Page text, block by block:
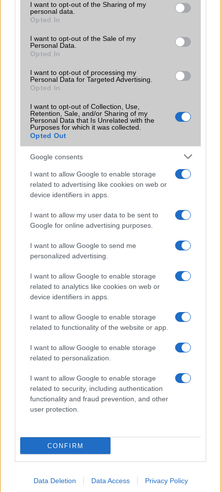
not limited to your visit or usage behaviour. You may click to
grant or deny consent to Google and its third-party tags to
use your data for below specified purposes in below Google
consent section.
I want to opt-out of the Sharing of my
personal data.
Opted In
I want to opt-out of the Sale of my
Personal Data.
Opted In
I want to opt-out of processing my
Personal Data for Targeted Advertising.
Opted In
I want to opt-out of Collection, Use,
Retention, Sale, and/or Sharing of my
Personal Data that Is Unrelated with the
Purposes for which it was collected.
Opted Out
Google consents
I want to allow Google to enable storage
related to advertising like cookies on web or
device identifiers in apps.
I want to allow my user data to be sent to
Google for online advertising purposes.
I want to allow Google to send me
personalized advertising.
I want to allow Google to enable storage
related to analytics like cookies on web or
device identifiers in apps.
I want to allow Google to enable storage
related to functionality of the website or app.
I want to allow Google to enable storage
related to personalization.
I want to allow Google to enable storage
related to security, including authentication
functionality and fraud prevention, and other
user protection.
CONFIRM
Data Deletion Data Access Privacy Policy
Sok felhasználó külön alkalmazásokra esküszik, pedig az
Android már évek óta olyan intelligens funkciókat kínál,
Ez a rejtett Samsung funkció teljesen
sokan mégsem tudnak róla
2026.07.12
jelentősen felgyorsítja a mindennapi használatot,
miközben a Pixel telefonokból továbbra is hiányzik.
KAPCSOLÓDÓ HÍREK
USB-C Töltés
AirPods Pro 3: A hangzás csúcsa, de a kényelem
kompromisszum
Megnyugtató fordulat: nem lesz rózsaszín az iPhone 17
Ez sokaknak most válik elérhetővé: így fordít élőben az
AirPods az iOS 26.2 frissítés után
Ez az iOS 26-os újdonság csendben menti meg az
idegeidet, ha eltűnik egy frissen generált jelszó
Jelentősen nagyobb akkumulátort kaphat az iPhone 18 Pro
Max – új szivárgás érkezett
modellek már telepíthetik
Hatalmas megújulás jöhet az iPad mininél – OLED
kijelzővel és új funkciókkal érkezhet